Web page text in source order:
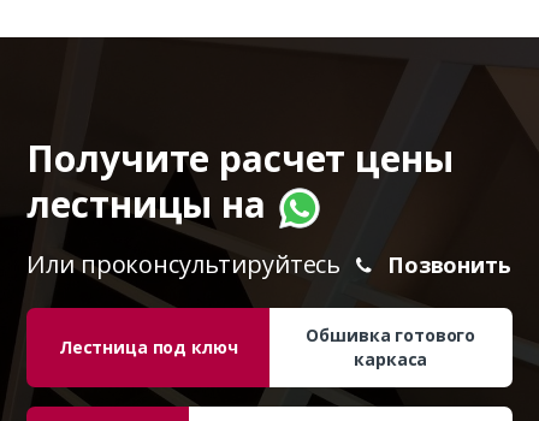
Получите расчет цены
лестницы на
Или проконсультируйтесь Позвонить
Лестница под ключ
Обшивка готового
каркаса